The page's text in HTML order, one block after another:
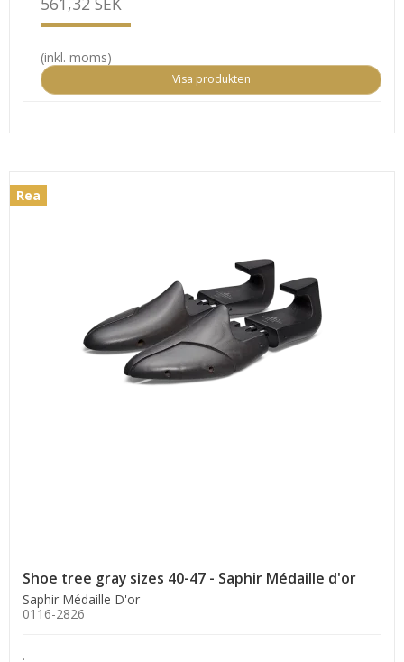
(inkl. moms)
Visa produkten
Rea
Shoe tree gray sizes 40-47 - Saphir Médaille d'or
Saphir Médaille D'or
0116-2826
.